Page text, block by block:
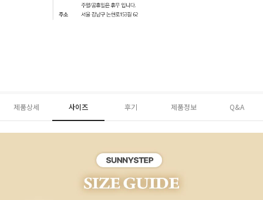
제품상세 사이즈 후기 제품정보 Q&A